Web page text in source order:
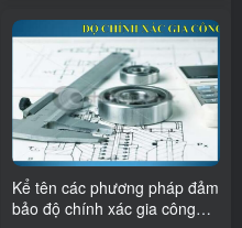
Kể tên các phương pháp đảm
bảo độ chính xác gia công